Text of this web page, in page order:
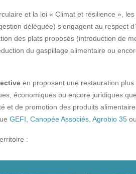
et la loi « Climat et résilience »,
déléguée) s’engagent au respect
des plats proposés (introduction de
du gaspillage alimentaire ou
en proposant une restauration
économiques ou encore juridiques
et de promotion des produits
GEFI Canopée Associés Agrobio 35
: